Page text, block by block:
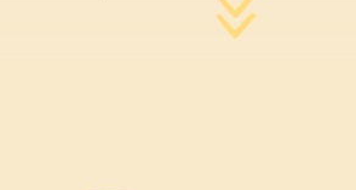
tagliare a cubotti una volta